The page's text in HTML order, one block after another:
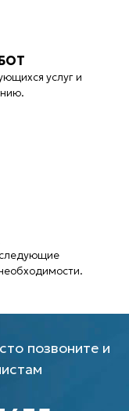
услуг и
позвоните и